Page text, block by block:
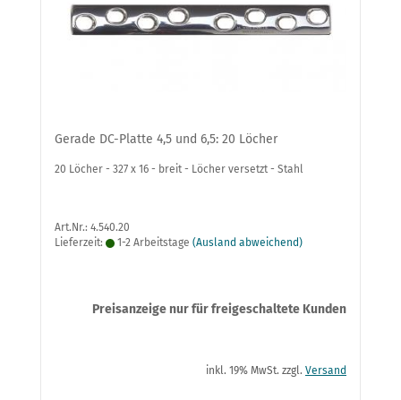
Gerade DC-Platte 4,5 und 6,5: 20 Löcher
20 Löcher - 327 x 16 - breit - Löcher versetzt - Stahl
Art.Nr.: 4.540.20
Lieferzeit:
1-2 Arbeitstage (Ausland abweichend)
Preisanzeige nur für freigeschaltete Kunden
inkl. 19% MwSt. zzgl. Versand